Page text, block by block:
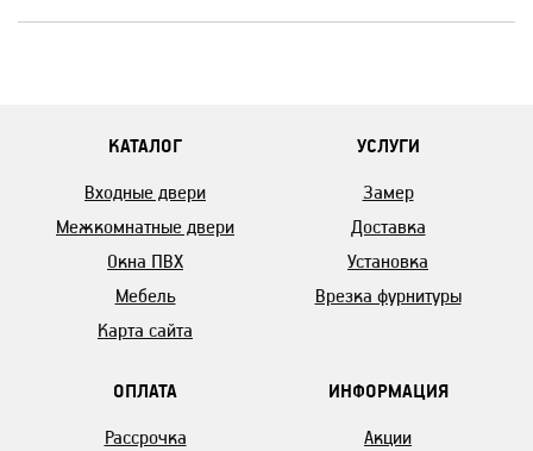
КАТАЛОГ
Входные двери
Межкомнатные двери
Окна ПВХ
Мебель
Карта сайта
УСЛУГИ
Замер
Доставка
Установка
Врезка фурнитуры
ОПЛАТА
Рассрочка
ИНФОРМАЦИЯ
Акции